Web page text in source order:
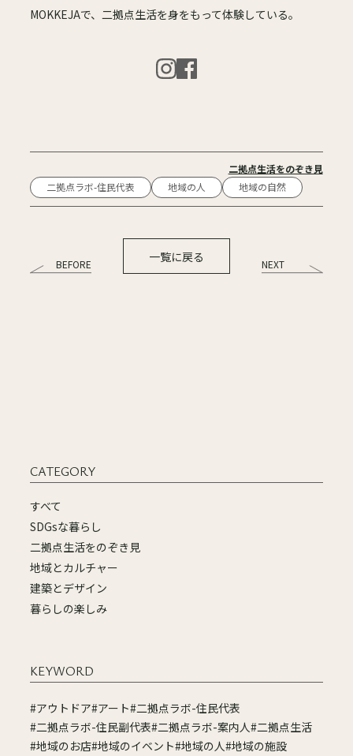
MOKKEJAで、二拠点生活を身をもって体験している。
二拠点生活をのぞき見
二拠点ラボ-住民代表
地域の人 地域の自然
BEFORE
一覧に戻る
NEXT
CATEGORY
すべて
SDGsな暮らし
二拠点生活をのぞき見
地域とカルチャー
建築とデザイン
暮らしの楽しみ
KEYWORD
#アウトドア#アート#二拠点ラボ-住民代表
#二拠点ラボ-住民副代表#二拠点ラボ-案内人#二拠点生活
#地域のお店#地域のイベント#地域の人#地域の施設